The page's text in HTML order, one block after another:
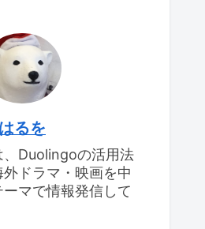
はるを
、Duolingoの活用法
ドラマ・映画を中
マで情報発信して